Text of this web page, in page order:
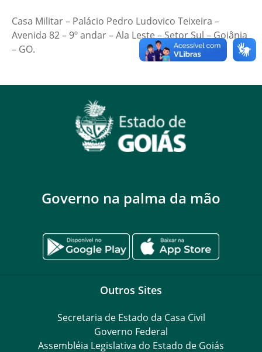
Casa Militar – Palácio Pedro Ludovico Teixeira –
Avenida 82 – 9º andar – Ala Leste – Setor Sul – Goiânia
– GO.
Governo na palma da mão
Outros Sites
Secretaria de Estado da Casa Civil
Governo Federal
Assembléia Legislativa do Estado de Goiás